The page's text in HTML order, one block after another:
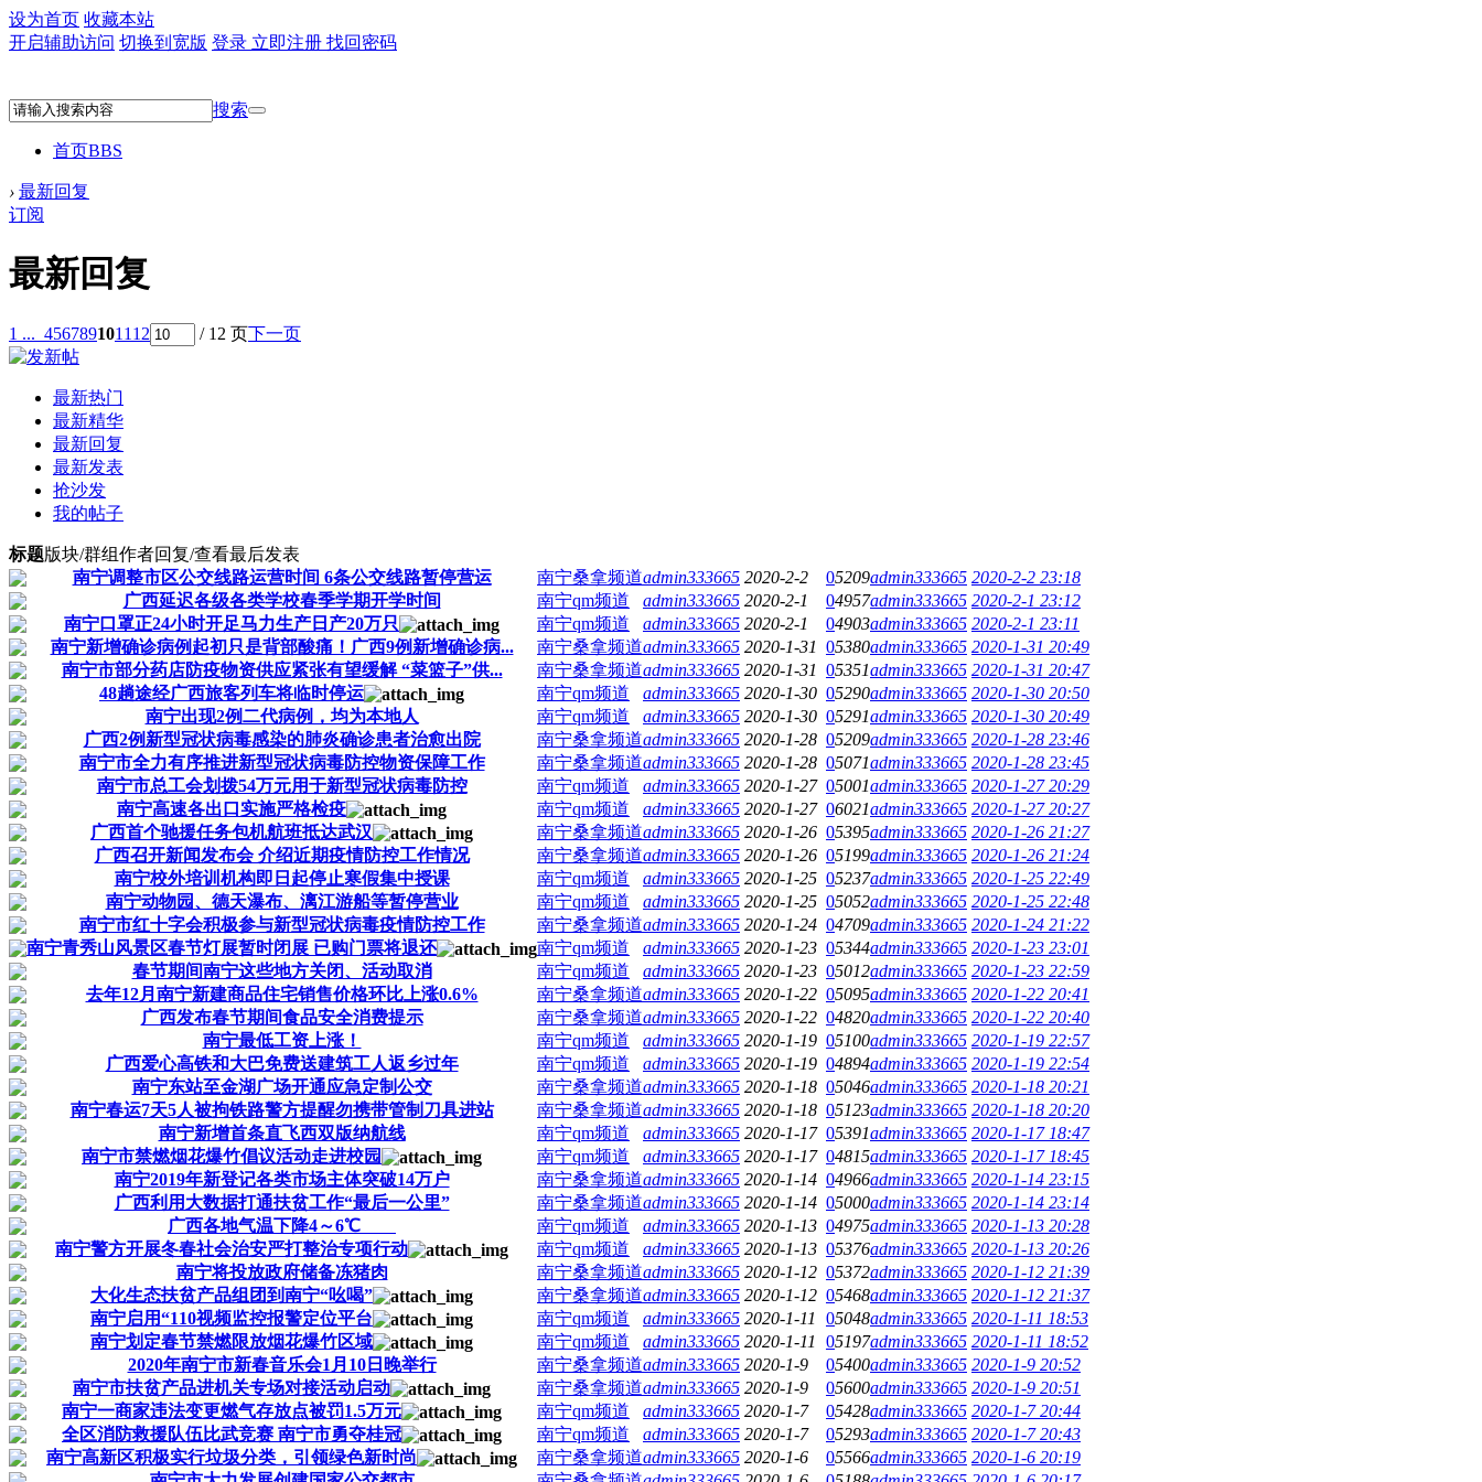
设为首页 收藏本站
开启辅助访问 切换到宽版 登录 立即注册 找回密码
搜索
首页BBS
› 最新回复
订阅
最新回复
1 ... 4567891011 12 / 12 页下一页
最新热门
最新精华
最新回复
最新发表
抢沙发
我的帖子
标题版块/群组作者回复/查看最后发表
南宁调整市区公交线路运营时间 6条公交线路暂停营运
南宁桑拿频道admin333665 2020-2-2 05209admin333665 2020-2-2 23:18
广西延迟各级各类学校春季学期开学时间
南宁qm频道 admin333665 2020-2-1 04957admin333665 2020-2-1 23:12
南宁口罩正24小时开足马力生产日产20万只
南宁qm频道 admin333665 2020-2-1 04903admin333665 2020-2-1 23:11
南宁新增确诊病例起初只是背部酸痛！广西9例新增确诊病...
南宁桑拿频道admin333665 2020-1-31 05380admin333665 2020-1-31 20:49
南宁市部分药店防疫物资供应紧张有望缓解 “菜篮子”供...
南宁桑拿频道admin333665 2020-1-31 05351admin333665 2020-1-31 20:47
48趟途经广西旅客列车将临时停运
南宁qm频道 admin333665 2020-1-30 05290admin333665 2020-1-30 20:50
南宁出现2例二代病例，均为本地人
南宁qm频道 admin333665 2020-1-30 05291admin333665 2020-1-30 20:49
广西2例新型冠状病毒感染的肺炎确诊患者治愈出院
南宁桑拿频道admin333665 2020-1-28 05209admin333665 2020-1-28 23:46
南宁市全力有序推进新型冠状病毒防控物资保障工作
南宁桑拿频道admin333665 2020-1-28 05071admin333665 2020-1-28 23:45
南宁市总工会划拨54万元用于新型冠状病毒防控
南宁qm频道 admin333665 2020-1-27 05001admin333665 2020-1-27 20:29
南宁高速各出口实施严格检疫
南宁qm频道 admin333665 2020-1-27 06021admin333665 2020-1-27 20:27
广西首个驰援任务包机航班抵达武汉
南宁桑拿频道admin333665 2020-1-26 05395admin333665 2020-1-26 21:27
广西召开新闻发布会 介绍近期疫情防控工作情况
南宁桑拿频道admin333665 2020-1-26 05199admin333665 2020-1-26 21:24
南宁校外培训机构即日起停止寒假集中授课
南宁qm频道 admin333665 2020-1-25 05237admin333665 2020-1-25 22:49
南宁动物园、德天瀑布、漓江游船等暂停营业
南宁qm频道 admin333665 2020-1-25 05052admin333665 2020-1-25 22:48
南宁市红十字会积极参与新型冠状病毒疫情防控工作
南宁桑拿频道admin333665 2020-1-24 04709admin333665 2020-1-24 21:22
南宁​青秀山风景区春节灯展暂时闭展 已购门票将退还
南宁qm频道 admin333665 2020-1-23 05344admin333665 2020-1-23 23:01
春节期间南宁这些地方关闭、活动取消
南宁qm频道 admin333665 2020-1-23 05012admin333665 2020-1-23 22:59
去年12月南宁新建商品住宅销售价格环比上涨0.6%
南宁桑拿频道admin333665 2020-1-22 05095admin333665 2020-1-22 20:41
广西发布春节期间食品安全消费提示
南宁桑拿频道admin333665 2020-1-22 04820admin333665 2020-1-22 20:40
南宁最低工资上涨！
南宁qm频道 admin333665 2020-1-19 05100admin333665 2020-1-19 22:57
广西爱心高铁和大巴免费送建筑工人返乡过年
南宁qm频道 admin333665 2020-1-19 04894admin333665 2020-1-19 22:54
南宁东站至金湖广场开通应急定制公交
南宁桑拿频道admin333665 2020-1-18 05046admin333665 2020-1-18 20:21
南宁春运7天5人被拘铁路警方提醒勿携带管制刀具进站
南宁桑拿频道admin333665 2020-1-18 05123admin333665 2020-1-18 20:20
南宁新增首条直飞西双版纳航线
南宁qm频道 admin333665 2020-1-17 05391admin333665 2020-1-17 18:47
南宁市禁燃烟花爆竹倡议活动走进校园
南宁qm频道 admin333665 2020-1-17 04815admin333665 2020-1-17 18:45
南宁2019年新登记各类市场主体突破14万户
南宁桑拿频道admin333665 2020-1-14 04966admin333665 2020-1-14 23:15
广西利用大数据打通扶贫工作“最后一公里”
南宁桑拿频道admin333665 2020-1-14 05000admin333665 2020-1-14 23:14
广西各地气温下降4～6℃
南宁qm频道 admin333665 2020-1-13 04975admin333665 2020-1-13 20:28
南宁警方开展冬春社会治安严打整治专项行动
南宁qm频道 admin333665 2020-1-13 05376admin333665 2020-1-13 20:26
南宁将投放政府储备冻猪肉
南宁桑拿频道admin333665 2020-1-12 05372admin333665 2020-1-12 21:39
大化生态扶贫产品组团到南宁“吆喝”
南宁桑拿频道admin333665 2020-1-12 05468admin333665 2020-1-12 21:37
南宁启用“110视频监控报警定位平台
南宁qm频道 admin333665 2020-1-11 05048admin333665 2020-1-11 18:53
南宁划定春节禁燃限放烟花爆竹区域
南宁qm频道 admin333665 2020-1-11 05197admin333665 2020-1-11 18:52
2020年南宁市新春音乐会1月10日晚举行
南宁桑拿频道admin333665 2020-1-9 05400admin333665 2020-1-9 20:52
南宁市扶贫产品进机关专场对接活动启动
南宁桑拿频道admin333665 2020-1-9 05600admin333665 2020-1-9 20:51
南宁一商家违法变更燃气存放点被罚1.5万元
南宁qm频道 admin333665 2020-1-7 05428admin333665 2020-1-7 20:44
全区消防救援队伍比武竞赛 南宁市勇夺桂冠
南宁qm频道 admin333665 2020-1-7 05293admin333665 2020-1-7 20:43
南宁高新区积极实行垃圾分类，引领绿色新时尚
南宁桑拿频道admin333665 2020-1-6 05566admin333665 2020-1-6 20:19